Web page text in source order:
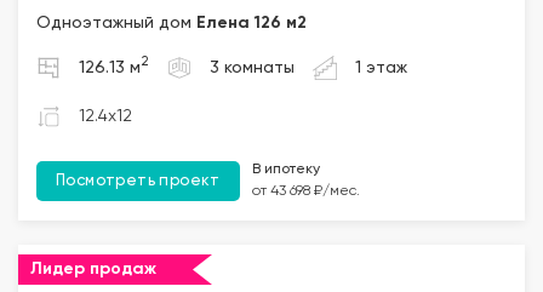
Одноэтажный дом Елена 126 м2
126.13 м 2 3 комнаты 1 этаж
12.4x12
Посмотреть проект
В ипотеку
от 43 698 ₽/мес.
Лидер продаж